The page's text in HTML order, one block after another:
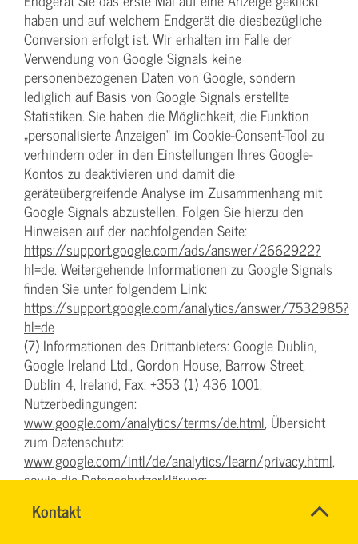
Kontakt
IHR
Name*
haben und auf welchem Endgerät die diesbezügliche
Conversion erfolgt ist. Wir erhalten im Falle der
Verwendung von Google Signals keine
personenbezogenen Daten von Google, sondern
lediglich auf Basis von Google Signals erstellte
Statistiken. Sie haben die Möglichkeit, die Funktion
„personalisierte Anzeigen“ im Cookie-Consent-Tool zu
verhindern oder in den Einstellungen Ihres Google-
Kontos zu deaktivieren und damit die
geräteübergreifende Analyse im Zusammenhang mit
Google Signals abzustellen. Folgen Sie hierzu den
Hinweisen auf der nachfolgenden Seite:
https://support.google.com/ads/answer/2662922?
hl=de. Weitergehende Informationen zu Google Signals
finden Sie unter folgendem Link:
https://support.google.com/analytics/answer/7532985?
hl=de
(7) Informationen des Drittanbieters: Google Dublin,
Google Ireland Ltd., Gordon House, Barrow Street,
Dublin 4, Ireland, Fax: +353 (1) 436 1001.
Nutzerbedingungen:
www.google.com/analytics/terms/de.html, Übersicht
zum Datenschutz:
www.google.com/intl/de/analytics/learn/privacy.html,
sowie die Datenschutzerklärung: